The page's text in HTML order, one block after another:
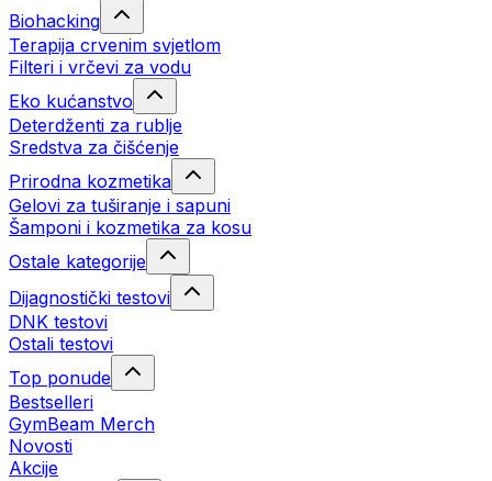
Biohacking
Terapija crvenim svjetlom
Filteri i vrčevi za vodu
Eko kućanstvo
Deterdženti za rublje
Sredstva za čišćenje
Prirodna kozmetika
Gelovi za tuširanje i sapuni
Šamponi i kozmetika za kosu
Ostale kategorije
Dijagnostički testovi
DNK testovi
Ostali testovi
Top ponude
Bestselleri
GymBeam Merch
Novosti
Akcije